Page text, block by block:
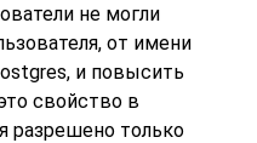
не могли
от имени
и повысить
свойство в
разрешено только